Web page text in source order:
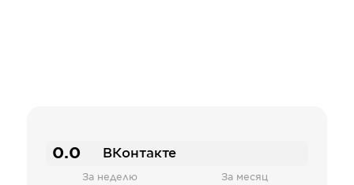
0.0 ВКонтакте
За неделю За месяц